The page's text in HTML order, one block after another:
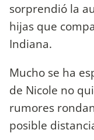
sorprendió la
hijas que
Indiana.
Mucho se ha
de Nicole no
rumores
posible